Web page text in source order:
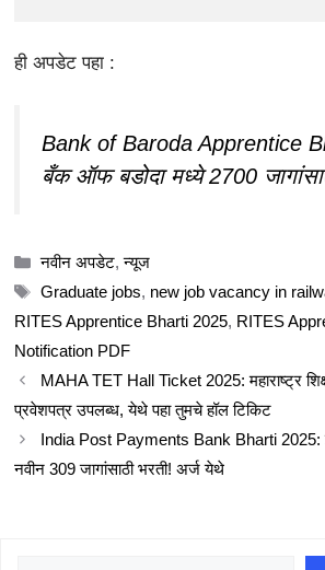
ही अपडेट पहा :
Bank of Baroda Apprentice
बँक ऑफ बडोदा मध्ये 2700
Categories
नवीन अपडेट,न्यूज
Tags
Graduate jobs, new job vacancy in
RITES Apprentice Bharti 2025, RITES
Notification PDF
MAHA TET Hall Ticket 2025: महाराष्ट्र
प्रवेशपत्र उपलब्ध, येथे पहा तुमचे हॉल टिकिट
India Post Payments Bank Bharti 2025:
नवीन 309 जागांसाठी भरती! अर्ज येथे